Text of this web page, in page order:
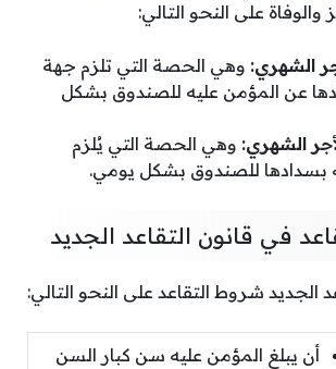
على النحو التالي:
وهي الحصة التي تلزم جهة
عن المؤمن عليه للصندوق بشكل
وهي الحصة التي يُلزم
بسدادها للصندوق بشكل يومي.
في قانون التقاعد الجديد
الجديد شروط التقاعد على النحو التالي:
أن يبلغ المؤمن عليه سن كبار السن